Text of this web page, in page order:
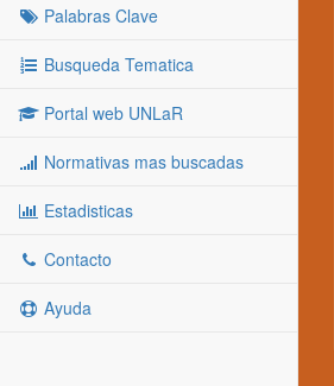
Palabras Clave
Busqueda Tematica
Portal web UNLaR
Normativas mas buscadas
Estadisticas
Contacto
Ayuda